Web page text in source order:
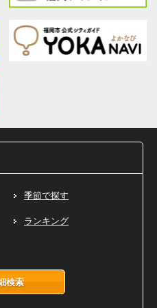
季節で探す
ランキング
検索